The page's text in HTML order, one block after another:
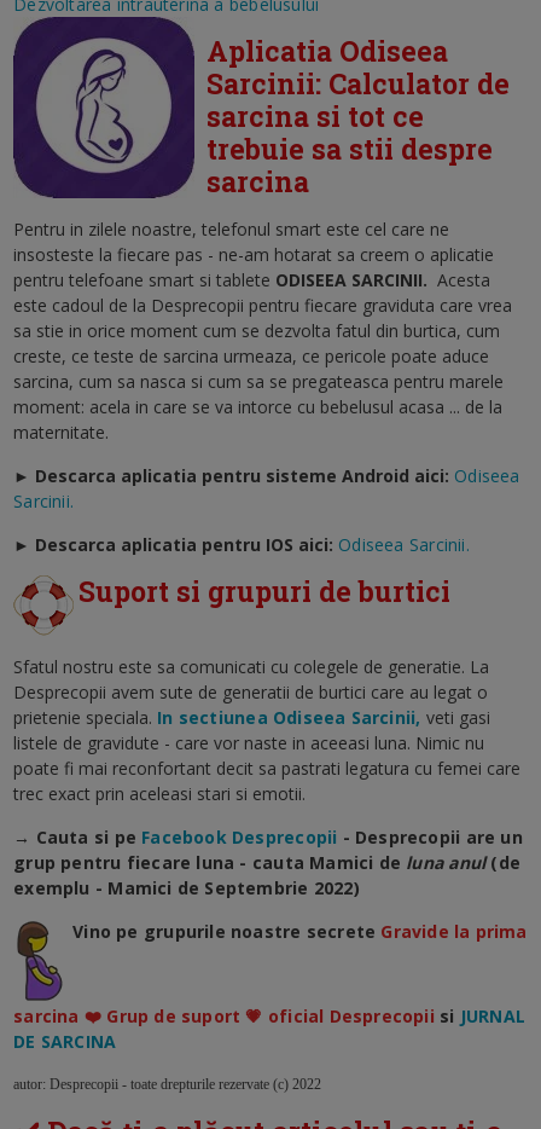
Aplicatia Odiseea
Sarcinii: Calculator de
sarcina si tot ce
trebuie sa stii despre
sarcina
Pentru in zilele noastre, telefonul smart este cel care ne
insosteste la fiecare pas - ne-am hotarat sa creem o aplicatie
pentru telefoane smart si tablete ODISEEA SARCINII. Acesta
este cadoul de la Desprecopii pentru fiecare graviduta care vrea
sa stie in orice moment cum se dezvolta fatul din burtica, cum
creste, ce teste de sarcina urmeaza, ce pericole poate aduce
sarcina, cum sa nasca si cum sa se pregateasca pentru marele
moment: acela in care se va intorce cu bebelusul acasa ... de la
maternitate.
► Descarca aplicatia pentru sisteme Android aici: Odiseea
Sarcinii.
► Descarca aplicatia pentru IOS aici: Odiseea Sarcinii.
Suport si grupuri de burtici
Sfatul nostru este sa comunicati cu colegele de generatie. La
Desprecopii avem sute de generatii de burtici care au legat o
prietenie speciala. In sectiunea Odiseea Sarcinii, veti gasi
listele de gravidute - care vor naste in aceeasi luna. Nimic nu
poate fi mai reconfortant decit sa pastrati legatura cu femei care
trec exact prin aceleasi stari si emotii.
→ Cauta si pe Facebook Desprecopii - Desprecopii are un
grup pentru fiecare luna - cauta Mamici de luna anul (de
exemplu - Mamici de Septembrie 2022)
Vino pe grupurile noastre secrete Gravide la prima
sarcina ❤️ Grup de suport 💗 oficial Desprecopii si JURNAL
DE SARCINA
autor: Desprecopii - toate drepturile rezervate (c) 2022